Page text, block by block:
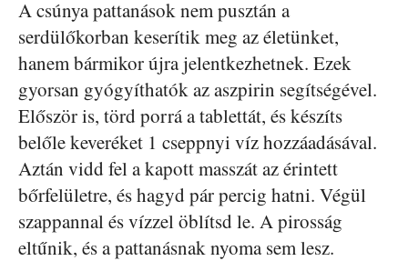
A csúnya pattanások nem pusztán a
serdülőkorban keserítik meg az életünket,
hanem bármikor újra jelentkezhetnek. Ezek
gyorsan gyógyíthatók az aszpirin segítségével.
Először is, törd porrá a tablettát, és készíts
belőle keveréket 1 cseppnyi víz hozzáadásával.
Aztán vidd fel a kapott masszát az érintett
bőrfelületre, és hagyd pár percig hatni. Végül
szappannal és vízzel öblítsd le. A pirosság
eltűnik, és a pattanásnak nyoma sem lesz.